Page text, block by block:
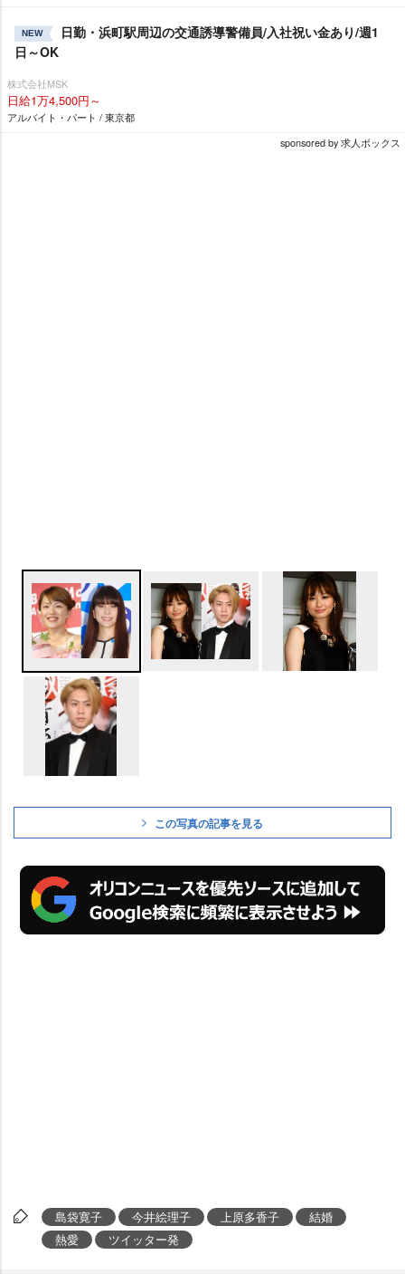
NEW
日勤・浜町駅周辺の交通誘導警備員/入社祝い金あり/週1
日～OK
株式会社MSK
日給1万4,500円～
アルバイト・パート / 東京都
sponsored by 求人ボックス
この写真の記事を見る
島袋寛子 今井絵理子 上原多香子
結婚
熱愛
ツイッター発